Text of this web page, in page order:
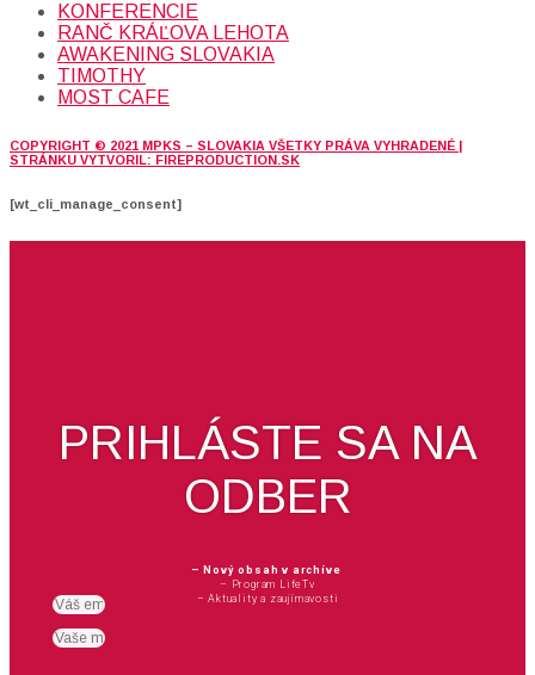
KONFERENCIE
RANČ KRÁĽOVA LEHOTA
AWAKENING SLOVAKIA
TIMOTHY
MOST CAFE
COPYRIGHT © 2021 MPKS – SLOVAKIA VŠETKY PRÁVA VYHRADENÉ |
STRÁNKU VYTVORIL: FIREPRODUCTION.SK
[wt_cli_manage_consent]
PRIHLÁSTE SA NA
ODBER
– Nový obsah v archíve
– Program LifeTv
– Aktuality a zaujímavosti